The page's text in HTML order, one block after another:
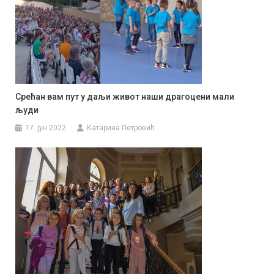
Срећан вам пут у даљи живот наши драгоцени мали
људи
17. јун 2022. Катарина Петровић